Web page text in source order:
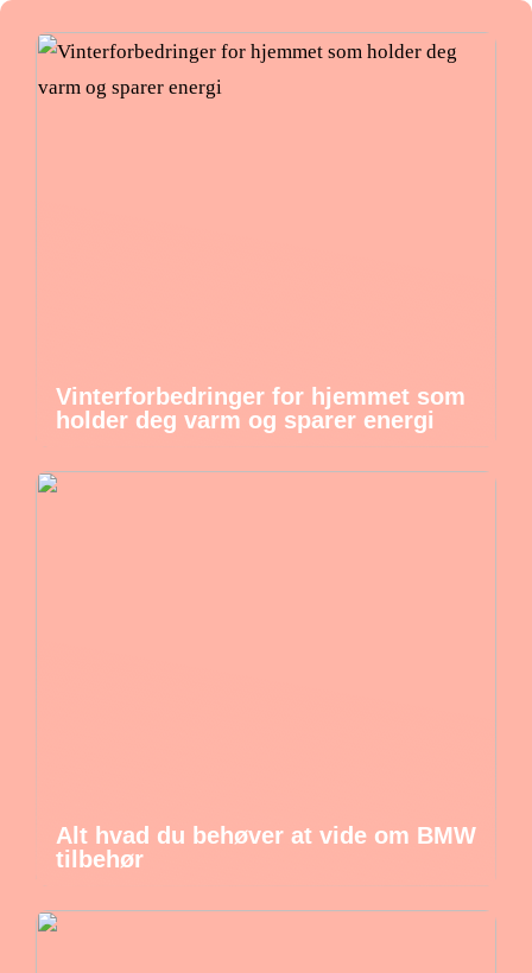
Vinterforbedringer for hjemmet som
holder deg varm og sparer energi
Alt hvad du behøver at vide om BMW
tilbehør